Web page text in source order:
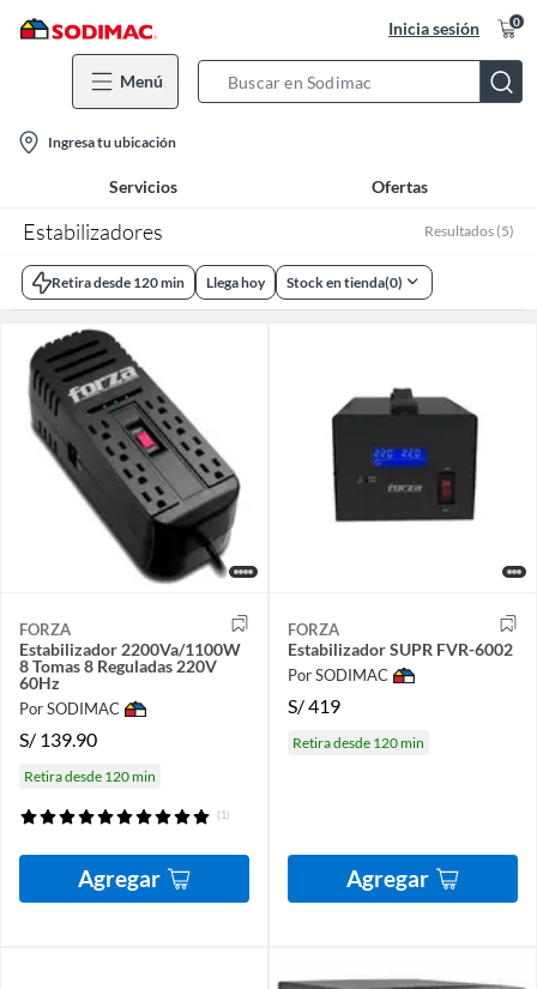
Inicia sesión 0
Menú
Bar
location-
icon
Ingresa tu ubicación
Servicios Ofertas
Estabilizadores Resultados (5)
Retira desde 120 min Llega hoy Stock en tienda(0)
FORZA
Estabilizador 2200Va/1100W
8 Tomas 8 Reguladas 220V
60Hz
Por SODIMAC
S/ 139.90
Retira desde 120 min
(1)
Agregar
FORZA
Estabilizador SUPR FVR-6002
Por SODIMAC
S/419
Retira desde 120 min
Agregar